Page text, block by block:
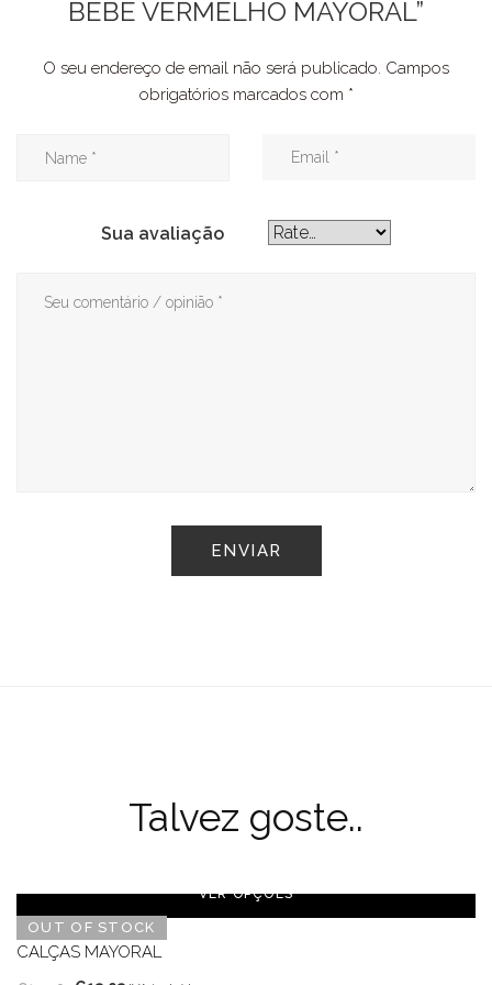
BEBÉ VERMELHO MAYORAL”
O seu endereço de email não será publicado. Campos
obrigatórios marcados com *
Sua avaliação
Talvez goste..
OUT OF STOCK
VER OPÇÕES
CALÇAS MAYORAL